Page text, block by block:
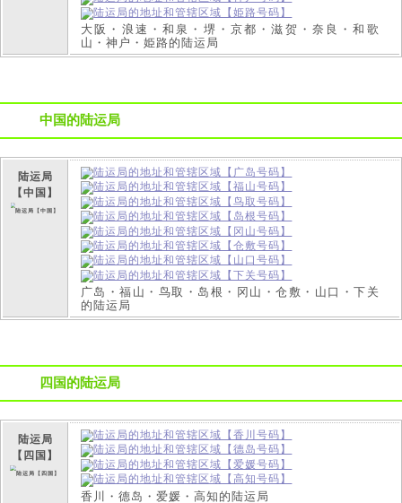
大阪・浪速・和泉・堺・京都・滋贺・奈良・和歌
山・神户・姫路的陆运局
中国的陆运局
陆运局
【中国】
广岛・福山・鸟取・岛根・冈山・仓敷・山口・下关
的陆运局
四国的陆运局
陆运局
【四国】
香川・德岛・爱媛・高知的陆运局